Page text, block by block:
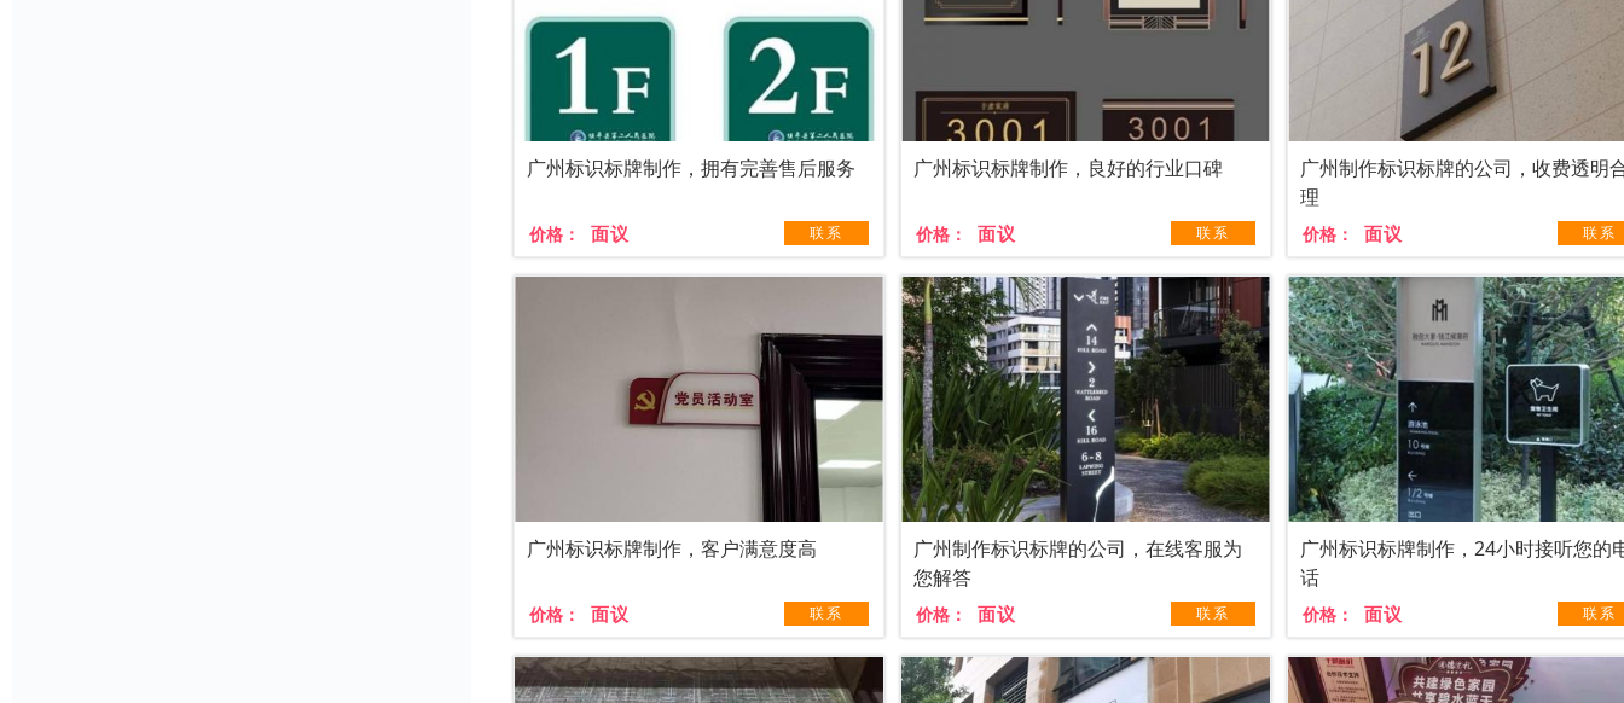
广州标识标牌制作，拥有完善售后服务
价格： 面议 联系
广州标识标牌制作，良好的行业口碑
价格： 面议 联系
广州制作标识标牌的公司，收费透明
理
价格： 面议 联系
广州标识标牌制作，客户满意度高
价格： 面议 联系
广州制作标识标牌的公司，在线客服为
您解答
价格： 面议 联系
广州标识标牌制作，24小时接听您的
话
价格： 面议 联系